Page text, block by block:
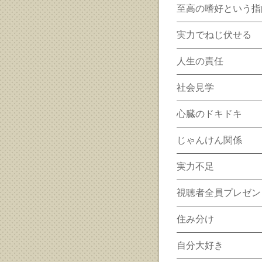
至高の嗜好という
実力でねじ伏せる
人生の責任
社会見学
心臓のドキドキ
じゃんけん関係
実力不足
視聴者全員プレゼン
住み分け
自分大好き